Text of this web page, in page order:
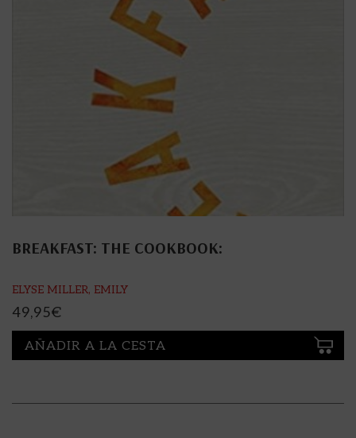
BREAKFAST: THE COOKBOOK:
ELYSE MILLER, EMILY
49,95€
AÑADIR A LA CESTA